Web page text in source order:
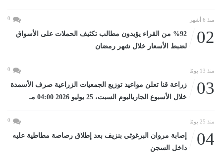
منذ 6 أشهر 0
02
%92 من القراء يؤيدون مطالب تكثيف الحملات على الأسواق
لضبط الأسعار خلال شهر رمضان
منذ 13 يومًا 0
03
زراعة قنا تعلن مواعيد توزيع الجمعيات الزراعية صرف الأسمدة
خلال الأسبوع الجارياليوم السبت، 25 يوليو 2026 04:00 مـ
منذ 25 يومًا 0
04
إصابة مروان البرغوثي بنزيف بعد إطلاق رصاصة مطاطية عليه
داخل السجن